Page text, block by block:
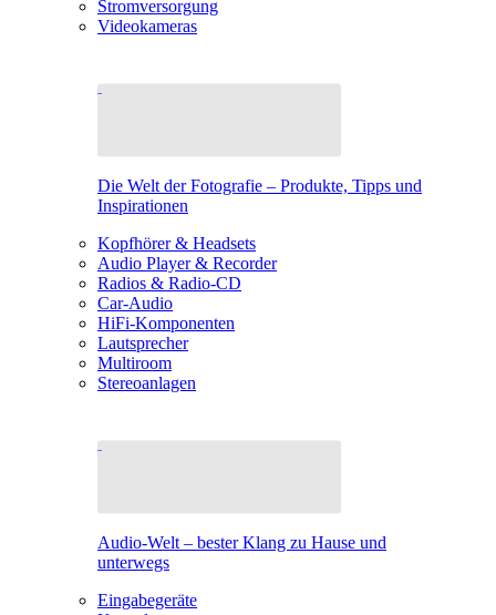
Stromversorgung
Videokameras
Die Welt der Fotografie – Produkte, Tipps und
Inspirationen
Kopfhörer & Headsets
Audio Player & Recorder
Radios & Radio-CD
Car-Audio
HiFi-Komponenten
Lautsprecher
Multiroom
Stereoanlagen
Audio-Welt – bester Klang zu Hause und
unterwegs
Eingabegeräte